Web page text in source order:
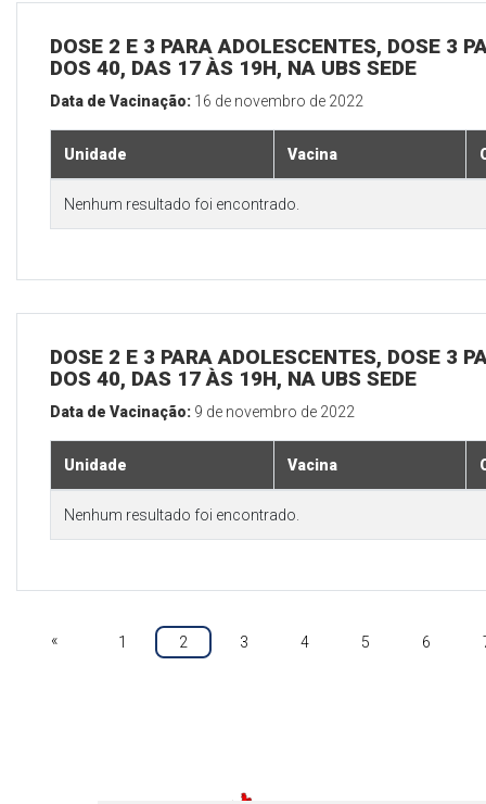
DOSE 2 E 3 PARA ADOLESCENTES, DOSE 3
DOS 40, DAS 17 ÀS 19H, NA UBS SEDE
Data de Vacinação: 16 de novembro de 2022
Unidade Vacina
Nenhum resultado foi encontrado.
DOSE 2 E 3 PARA ADOLESCENTES, DOSE 3
DOS 40, DAS 17 ÀS 19H, NA UBS SEDE
Data de Vacinação: 9 de novembro de 2022
Unidade Vacina
Nenhum resultado foi encontrado.
« 1 2 3 4 5 6